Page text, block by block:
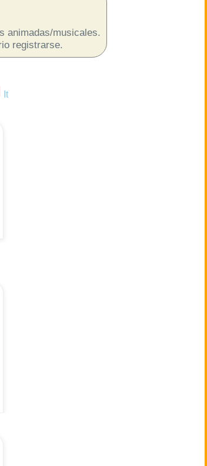
animadas/musicales.
registrarse.
It